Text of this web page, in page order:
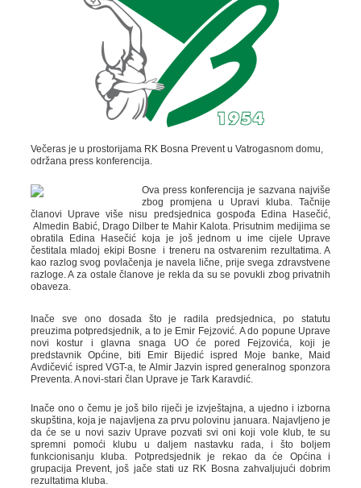
Večeras je u prostorijama RK Bosna Prevent u Vatrogasnom domu,
održana press konferencija.
Ova press konferencija je sazvana najviše
zbog promjena u Upravi kluba. Tačnije
članovi Uprave više nisu predsjednica gospođa Edina Hasečić,
Almedin Babić, Drago Dilber te Mahir Kalota. Prisutnim medijima se
obratila Edina Hasečić koja je još jednom u ime cijele Uprave
čestitala mladoj ekipi Bosne i treneru na ostvarenim rezultatima. A
kao razlog svog povlačenja je navela lične, prije svega zdravstvene
razloge. A za ostale članove je rekla da su se povukli zbog privatnih
obaveza.
Inače sve ono dosada što je radila predsjednica, po statutu
preuzima potpredsjednik, a to je Emir Fejzović. A do popune Uprave
novi kostur i glavna snaga UO će pored Fejzovića, koji je
predstavnik Općine, biti Emir Bijedić ispred Moje banke, Maid
Avdičević ispred VGT-a, te Almir Jazvin ispred generalnog sponzora
Preventa. A novi-stari član Uprave je Tark Karavdić.
Inače ono o čemu je još bilo riječi je izvještajna, a ujedno i izborna
skupština, koja je najavljena za prvu polovinu januara. Najavljeno je
da će se u novi saziv Uprave pozvati svi oni koji vole klub, te su
spremni pomoći klubu u daljem nastavku rada, i što boljem
funkcionisanju kluba. Potpredsjednik je rekao da će Općina i
grupacija Prevent, još jače stati uz RK Bosna zahvaljujući dobrim
rezultatima kluba.